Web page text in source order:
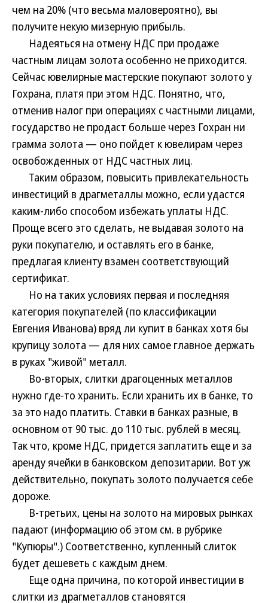
чем на 20% (что весьма маловероятно), вы
получите некую мизерную прибыль.
Надеяться на отмену НДС при продаже
частным лицам золота особенно не приходится.
Сейчас ювелирные мастерские покупают золото у
Гохрана, платя при этом НДС. Понятно, что,
отменив налог при операциях с частными лицами,
государство не продаст больше через Гохран ни
грамма золота — оно пойдет к ювелирам через
освобожденных от НДС частных лиц.
Таким образом, повысить привлекательность
инвестиций в драгметаллы можно, если удастся
каким-либо способом избежать уплаты НДС.
Проще всего это сделать, не выдавая золото на
руки покупателю, и оставлять его в банке,
предлагая клиенту взамен соответствующий
сертификат.
Но на таких условиях первая и последняя
категория покупателей (по классификации
Евгения Иванова) вряд ли купит в банках хотя бы
крупицу золота — для них самое главное держать
в руках "живой" металл.
Во-вторых, слитки драгоценных металлов
нужно где-то хранить. Если хранить их в банке, то
за это надо платить. Ставки в банках разные, в
основном от 90 тыс. до 110 тыс. рублей в месяц.
Так что, кроме НДС, придется заплатить еще и за
аренду ячейки в банковском депозитарии. Вот уж
действительно, покупать золото получается себе
дороже.
В-третьих, цены на золото на мировых рынках
падают (информацию об этом см. в рубрике
"Купюры".) Соответственно, купленный слиток
будет дешеветь с каждым днем.
Еще одна причина, по которой инвестиции в
слитки из драгметаллов становятся